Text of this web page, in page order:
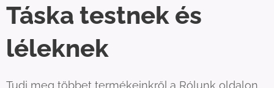
Táska testnek és
léleknek